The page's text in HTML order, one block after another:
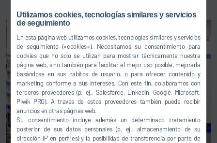
Utilizamos cookies, tecnologías similares y servicios
de seguimiento
En esta página web utilizamos cookies, tecnologías similares y servicios
de seguimiento («cookies»). Necesitamos su consentimiento para
cookies que no solo se utilizan para mostrar técnicamente nuestra
página web, sino también para facilitar el mejor uso posible, mejorarla
basándose en sus hábitos de usuario, o para ofrecer contenido y
marketing conforme a sus intereses. Con este fin, colaboramos con
terceros proveedores (p. ej., Salesforce, LinkedIn, Google, Microsoft,
Piwik PRO). A través de estos proveedores también puede recibir
anuncios en otras páginas web.
Su consentimiento incluye además un determinado tratamiento
posterior de sus datos personales (p. ej., almacenamiento de su
dirección IP en perfiles) y la posibilidad de transferencia por parte de